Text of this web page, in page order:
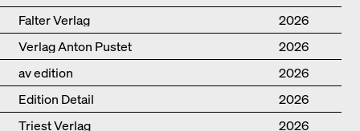
Falter Verlag
2026
Verlag Anton Pustet
2026
av edition
2026
Edition Detail
2026
Triest Verlag 2026